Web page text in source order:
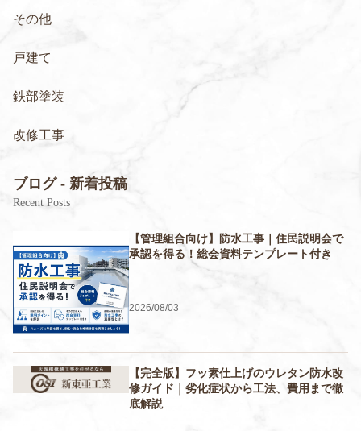
その他
戸建て
鉄部塗装
改修工事
ブログ - 新着投稿
Recent Posts
【管理組合向け】防水工事｜住民説明会で
承認を得る！総会資料テンプレート付き
2026/08/03
【完全版】フッ素仕上げのウレタン防水改
修ガイド｜劣化症状から工法、費用まで徹
底解説